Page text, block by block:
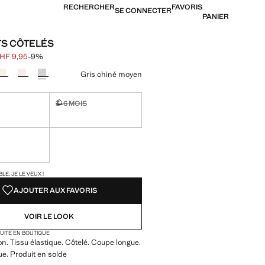
RECHERCHERSE CONNECTERFAVORIS
PANIER
CÔTELÉS
[CHF 10,95 ]
9,95 ]
9,95-9%
couleur
Gris chiné moyen
3–6 MOIS
!
JE LE VEUX !
AJOUTER AUX FAVORIS
VOIR LE LOOK
EN BOUTIQUE
Tissu élastique. Côtelé. Coupe longue.
Produit en solde